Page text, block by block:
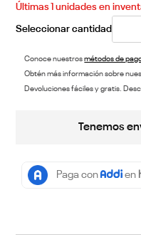
Últimas unidades en
Conoce nuestrosmétodos de
Obtén más información sobre
Devoluciones fáciles y gratis.
Tenemos